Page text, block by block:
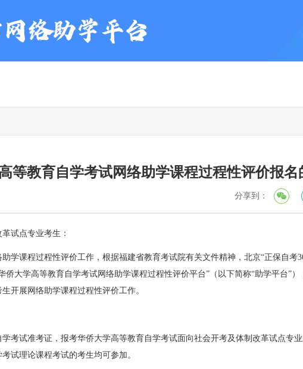
等教育自学考试网络助学课程过程性评价报名
分享到：
试点专业考生：
学课程过程性评价工作，根据福建省教育考试院有关文件精神，北京“正保自考
侨大学高等教育自学考试网络助学课程过程性评价平台”（以下简称“助学平台”）
开展网络助学课程过程性评价工作。
考试准考证，报考华侨大学高等教育自学考试面向社会开考及体制改革试点专
试理论课程考试的考生均可参加。